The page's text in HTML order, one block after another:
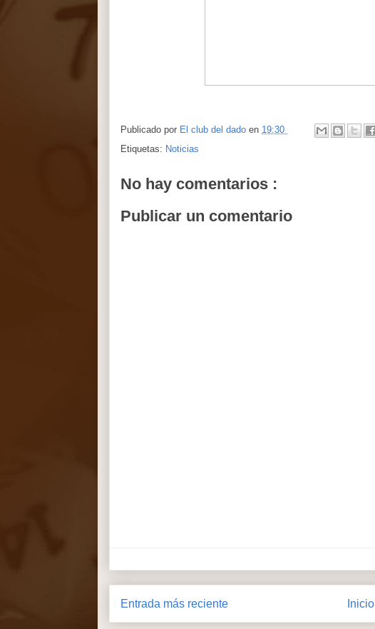
Publicado por El club del dado en 19:30
Etiquetas: Noticias
No hay comentarios :
Publicar un comentario
Entrada más reciente Inicio